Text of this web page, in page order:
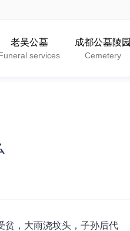
老吴公墓
services
成都公墓陵园
Cemetery
贫，大雨浇坟头，子孙后代